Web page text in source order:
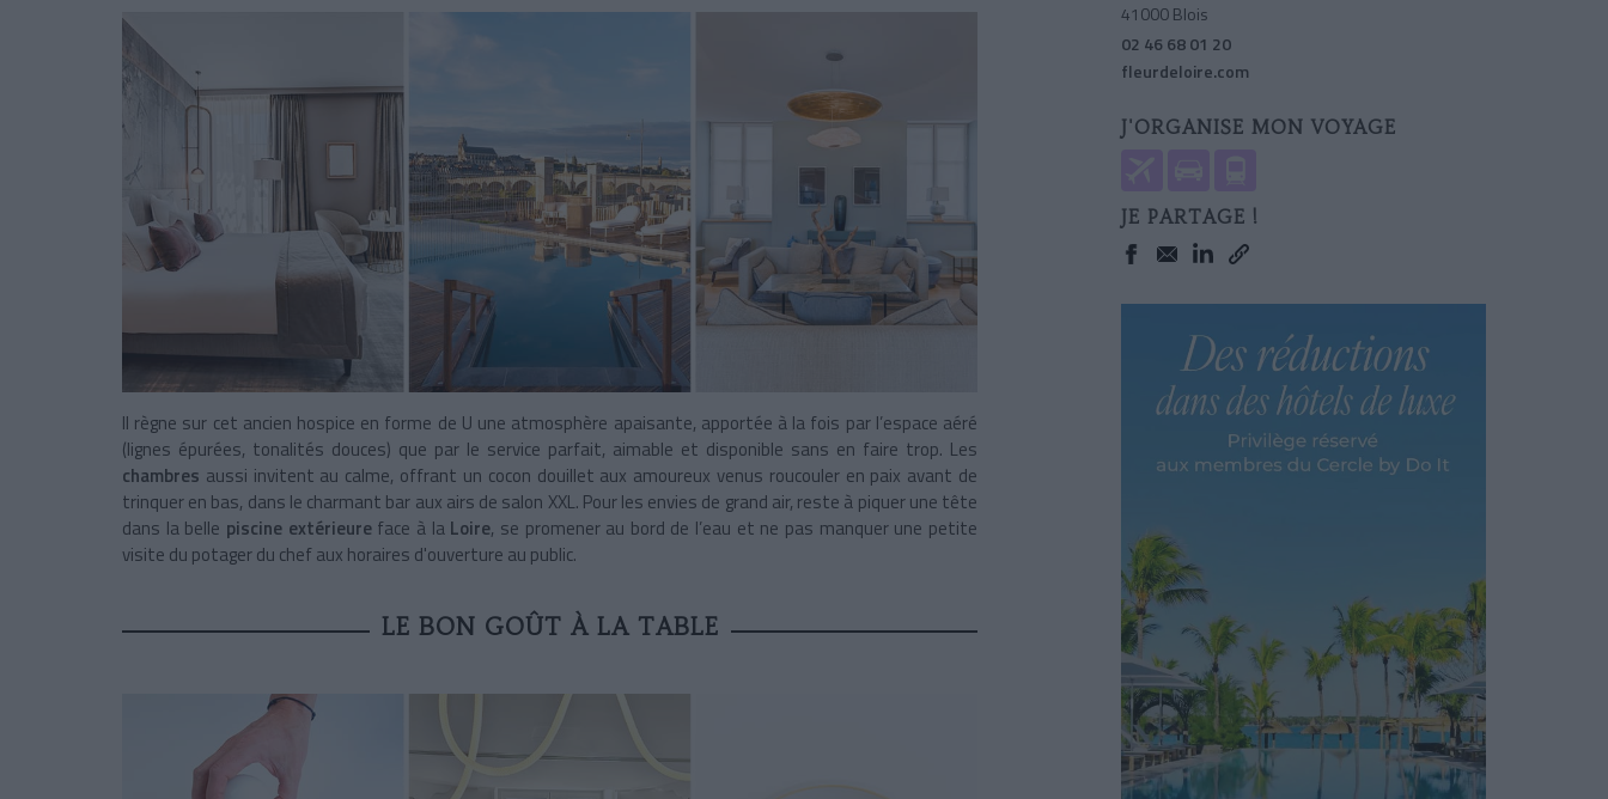
Il règne sur cet ancien hospice en forme de U une atmosphère apaisante, apportée à la fois par l’espace aéré
(lignes épurées, tonalités douces) que par le service parfait, aimable et disponible sans en faire trop. Les
chambres aussi invitent au calme, offrant un cocon douillet aux amoureux venus roucouler en paix avant de
trinquer en bas, dans le charmant bar aux airs de salon XXL. Pour les envies de grand air, reste à piquer une tête
dans la belle piscine extérieureface à la Loire, se promener au bord de l’eau et ne pas manquer une petite
visite du potager du chef aux horaires d'ouverture au public.
LE BON GOÛT À LA TABLE
41000 Blois
02 46 68 01 20
fleurdeloire.com
J'ORGANISE MON VOYAGE
JE PARTAGE !